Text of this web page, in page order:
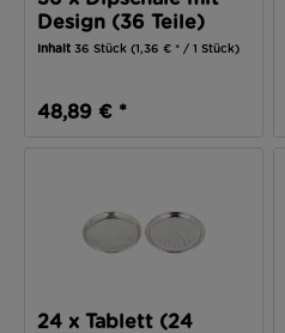
Design (36 Teile)
Inhalt36 Stück(1,36 € * / 1 Stück)
48,89 € *
24 x Tablett (24